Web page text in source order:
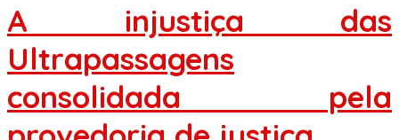
A injustiça das
Ultrapassagens
consolidada pela